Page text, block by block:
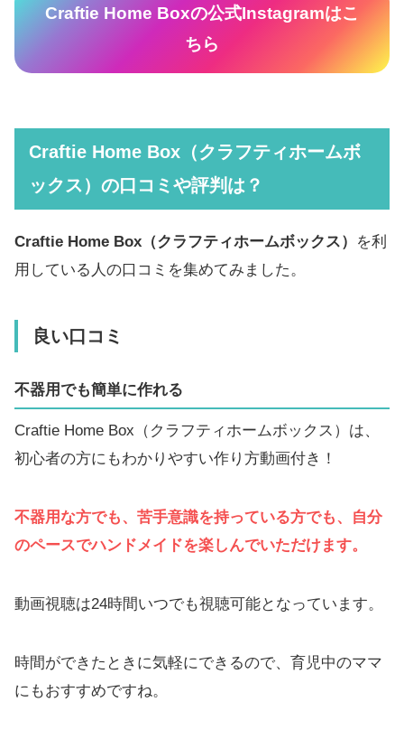
Craftie Home Boxの公式Instagramはこ
ちら
Craftie Home Box（クラフティホームボ
ックス）の口コミや評判は？
Craftie Home Box（クラフティホームボックス）
を利
用している人の口コミを集めてみました。
良い口コミ
不器用でも簡単に作れる
Craftie Home Box（クラフティホームボックス）は、
初心者の方にもわかりやすい作り方動画付き！
不器用な方でも、苦手意識を持っている方でも、自分
のペースでハンドメイドを楽しんでいただけます。
動画視聴は24時間いつでも視聴可能となっています。
時間ができたときに気軽にできるので、育児中のママ
にもおすすめですね。